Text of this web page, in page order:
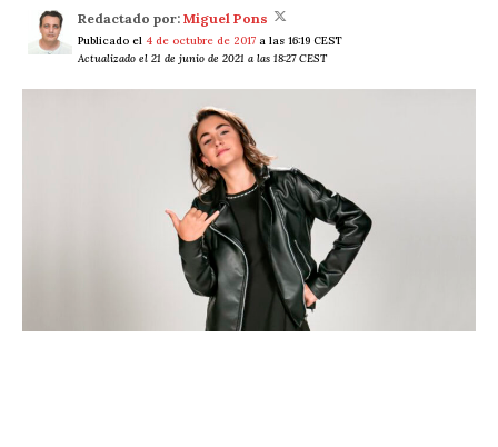
Redactado por: Miguel Pons
Publicado el 4 de octubre de 2017 a las 16:19 CEST
Actualizado el 21 de junio de 2021 a las 18:27 CEST